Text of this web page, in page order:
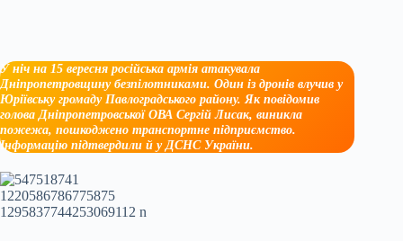
У ніч на 15 вересня російська армія атакувала
Дніпропетровщину безпілотниками. Один із дронів влучив у
Юріївську громаду Павлоградського району. Як повідомив
голова Дніпропетровської ОВА Сергій Лисак, виникла
пожежа, пошкоджено транспортне підприємство.
Інформацію підтвердили й у ДСНС України.